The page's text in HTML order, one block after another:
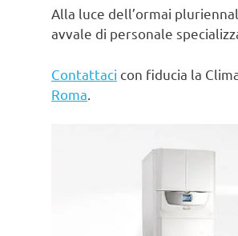
Alla luce dell’ormai
avvale di personale
Contattaci con fiducia la
Roma